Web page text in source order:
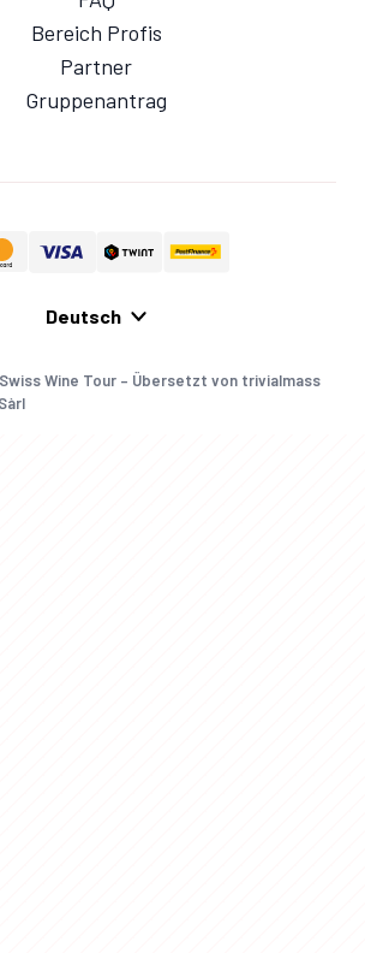
Bereich Profis
Partner
Gruppenantrag
Wine Tour – Übersetzt von trivialmass